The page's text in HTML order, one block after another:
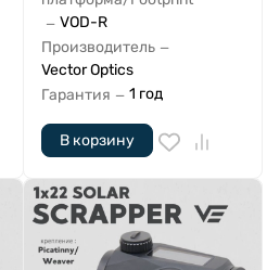
— VOD-R
Производитель —
Vector Optics
Гарантия — 1 год
В корзину